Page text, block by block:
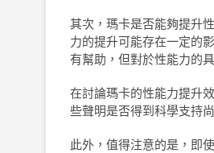
其次，瑪卡是否能夠提升
力的提升可能存在一定的
有幫助，但對於性能力的
在討論瑪卡的性能力提升
些聲明是否得到科學支持
此外，值得注意的是，即